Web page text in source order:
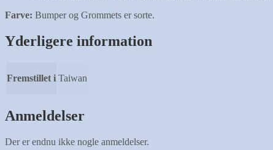
Farve: Bumper og Grommets er sorte.
Yderligere information
Fremstillet i Taiwan
Anmeldelser
Der er endnu ikke nogle anmeldelser.